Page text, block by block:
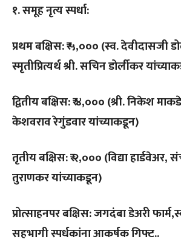
१. समूह नृत्य स्पर्धा:
प्रथम बक्षिस: ₹ ५,००० (स्व. देवीदासजी
स्मृतीप्रित्यर्थ श्री. सचिन डोर्लीकर
द्वितीय बक्षिस: ₹ ४,००० (श्री. निकेश माकडे
केशवराव रेगुंडवार यांच्याकडून)
तृतीय बक्षिस: ₹ २,००० (विद्या
तुराणकर यांच्याकडून)
प्रोत्साहनपर बक्षिस: जगदंबा डेअरी
सहभागी स्पर्धकांना आकर्षक गिफ्ट..